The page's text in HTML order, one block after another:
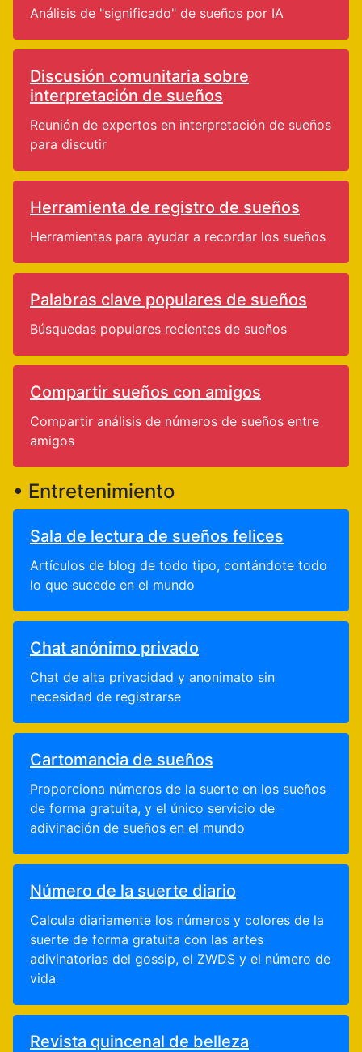
Análisis de "significado" de sueños por IA
Discusión comunitaria sobre
interpretación de sueños
Reunión de expertos en interpretación de sueños
para discutir
Herramienta de registro de sueños
Herramientas para ayudar a recordar los sueños
Palabras clave populares de sueños
Búsquedas populares recientes de sueños
Compartir sueños con amigos
Compartir análisis de números de sueños entre
amigos
• Entretenimiento
Sala de lectura de sueños felices
Artículos de blog de todo tipo, contándote todo
lo que sucede en el mundo
Chat anónimo privado
Chat de alta privacidad y anonimato sin
necesidad de registrarse
Cartomancia de sueños
Proporciona números de la suerte en los sueños
de forma gratuita, y el único servicio de
adivinación de sueños en el mundo
Número de la suerte diario
Calcula diariamente los números y colores de la
suerte de forma gratuita con las artes
adivinatorias del gossip, el ZWDS y el número de
vida
Revista quincenal de belleza